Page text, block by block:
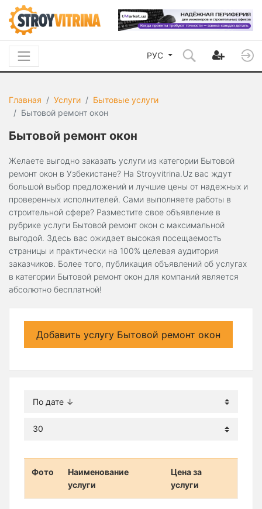
РУС
Главная Услуги
Бытовые услуги
Бытовой ремонт окон
Бытовой ремонт окон
Желаете выгодно заказать услуги из категории Бытовой
ремонт окон в Узбекистане? На Stroyvitrina.Uz вас ждут
большой выбор предложений и лучшие цены от надежных и
проверенных исполнителей. Сами выполняете работы в
строительной сфере? Разместите свое объявление в
рубрике услуги Бытовой ремонт окон с максимальной
выгодой. Здесь вас ожидает высокая посещаемость
страницы и практически на 100% целевая аудитория
заказчиков. Более того, публикация объявлений об услугах
в категории Бытовой ремонт окон для компаний является
абсолютно бесплатной!
Добавить услугу Бытовой ремонт окон
Фото
Наименование
услуги
Цена за
услуги